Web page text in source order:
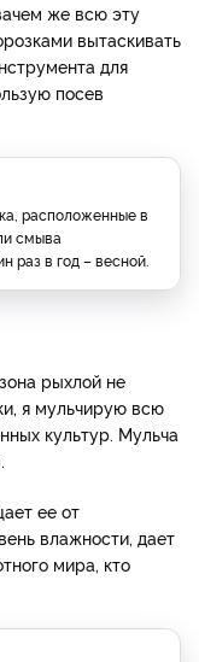
же всю эту
вытаскивать
для
посев
расположенные в
смыва
раз в год – весной.
рыхлой не
я мульчирую всю
культур. Мульча
ее от
влажности, дает
мира, кто